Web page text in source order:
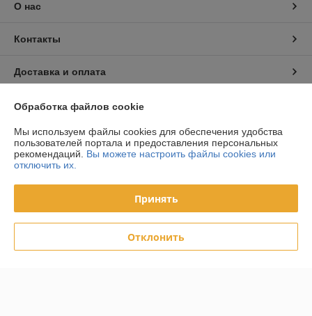
О нас
Контакты
Доставка и оплата
График работы
Полная версия сайта
Политика обработки cookies
Сайт создан на платформе Deal.by
Обработка файлов cookie
Мы используем файлы cookies для обеспечения удобства
пользователей портала и предоставления персональных
рекомендаций. Вы можете настроить файлы cookies или
отключить их.
Принять
Отклонить